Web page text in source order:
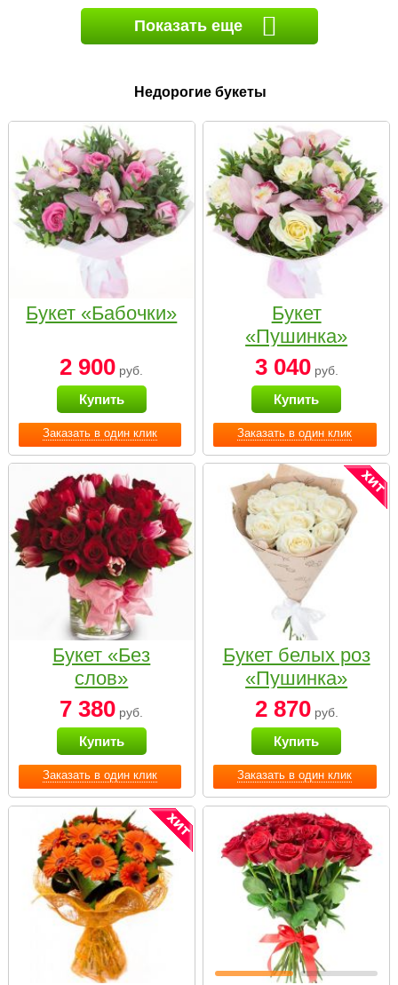
Показать еще
Недорогие букеты
Заказать в один клик
Букет «Бабочки»
2 900 руб.
Купить
Заказать в один клик
Букет
«Пушинка»
3 040руб.
Купить
Заказать в один клик
Букет «Без
слов»
7 380 руб.
Купить
Заказать в один клик
Букет белых роз
«Пушинка»
2 870руб.
Купить